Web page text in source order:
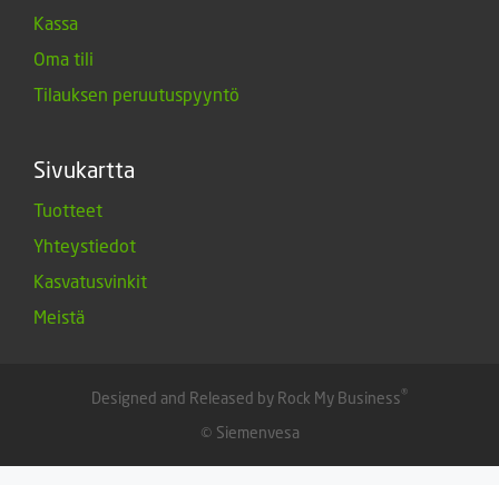
Kassa
Oma tili
Tilauksen peruutuspyyntö
Sivukartta
Tuotteet
Yhteystiedot
Kasvatusvinkit
Meistä
Designed and Released by Rock My Business®
© Siemenvesa